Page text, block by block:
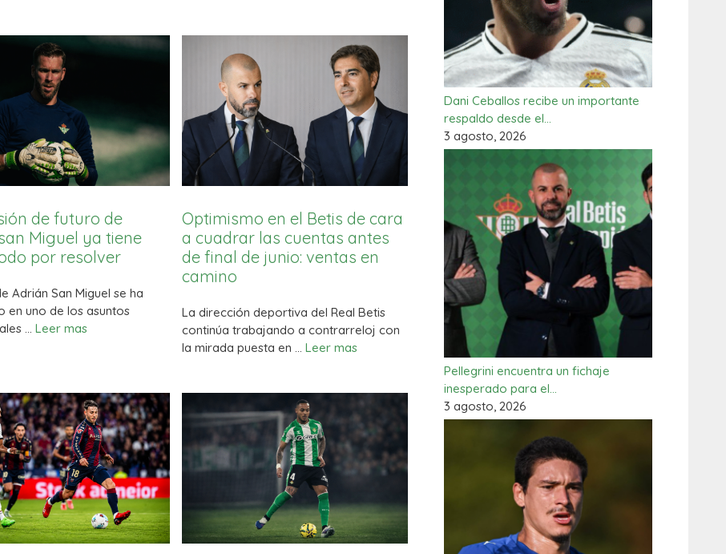
de futuro de
Miguel ya tiene
por resolver
Adrián San Miguel se ha
en uno de los asuntos
… Leer mas
Optimismo en el Betis de cara
a cuadrar las cuentas antes
de final de junio: ventas en
camino
La dirección deportiva del Real Betis
continúa trabajando a contrarreloj con
la mirada puesta en …Leer mas
Dani Ceballos recibe un importante
respaldo desde el…
3 agosto, 2026
Pellegrini encuentra un fichaje
inesperado para el…
3 agosto, 2026